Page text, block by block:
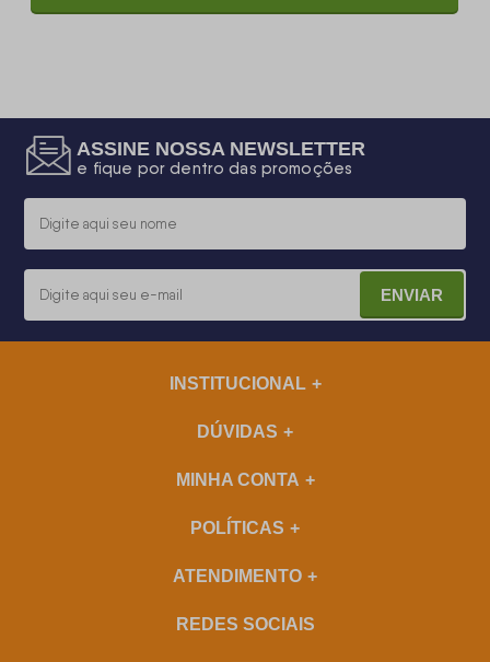
ASSINE NOSSA NEWSLETTER
e fique por dentro das promoções
ENVIAR
INSTITUCIONAL
DÚVIDAS
MINHA CONTA
POLÍTICAS
ATENDIMENTO
REDES SOCIAIS